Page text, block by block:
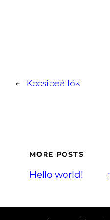
← Kocsibeállók
MORE POSTS
Hello world!